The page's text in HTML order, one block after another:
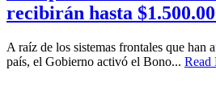
recibirán hasta
A raíz de los sistemas frontales que han
país, el Gobierno activó el Bono... Read